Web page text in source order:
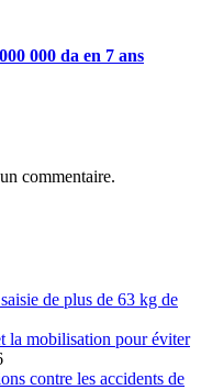
000 da en 7 ans
commentaire.
de plus de 63 kg de
la mobilisation pour éviter
contre les accidents de